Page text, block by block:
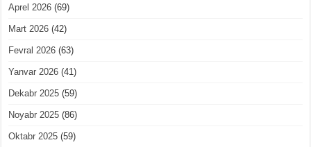
Aprel 2026 (69)
Mart 2026 (42)
Fevral 2026 (63)
Yanvar 2026 (41)
Dekabr 2025 (59)
Noyabr 2025 (86)
Oktabr 2025 (59)